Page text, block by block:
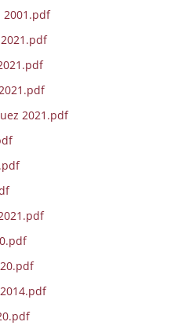
2001.pdf
2021.pdf